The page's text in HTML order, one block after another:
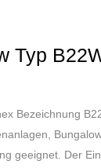
Typ
Bezeichnung
geeignet. Der